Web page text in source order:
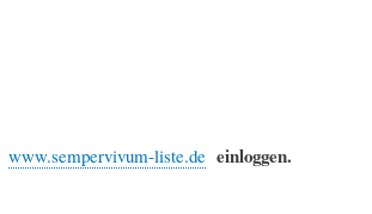
www.sempervivum-liste.de einloggen.